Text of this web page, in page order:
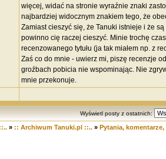
więcej, widać na stronie wyraźnie znaki
najbardziej widocznym znakiem tego, że
Zamiast cieszyć się, że Tanuki istnieje i że
powinno cię raczej cieszyć. Minie trochę
recenzowanego tytułu (ja tak miałem np. z
Zaś co do mnie - uwierz mi, piszę recenzje
groźbach pobicia nie wspominając. Nie
mnie przekonuje.
Wyświetl posty z ostatnich:
» :: Archiwum Tanuki.pl ::..» Pytania,